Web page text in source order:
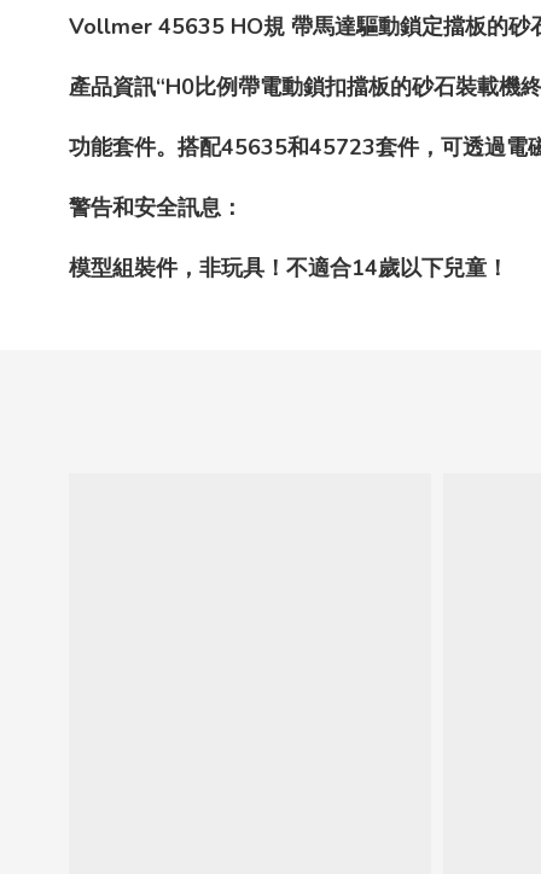
Vollmer 45635 HO規 帶馬達驅動鎖定擋板的砂
產品資訊“H0比例帶電動鎖扣擋板的砂石裝載機
功能套件。搭配45635和45723套件，可透過電
警告和安全訊息：
模型組裝件，非玩具！不適合14歲以下兒童！